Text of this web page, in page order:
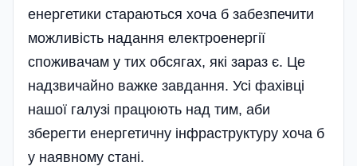
енергетики стараються хоча б забезпечити
можливість надання електроенергії
споживачам у тих обсягах, які зараз є. Це
надзвичайно важке завдання. Усі фахівці
нашої галузі працюють над тим, аби
зберегти енергетичну інфраструктуру хоча б
у наявному стані.